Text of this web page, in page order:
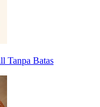
Tanpa Batas